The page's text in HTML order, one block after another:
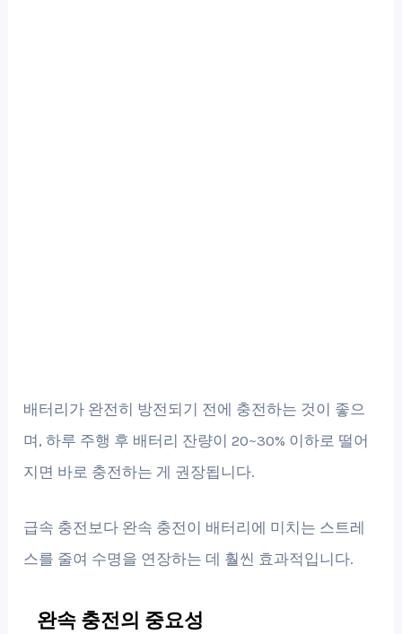
배터리가 완전히 방전되기 전에 충전하는 것이 좋으
며, 하루 주행 후 배터리 잔량이 20~30% 이하로 떨어
지면 바로 충전하는 게 권장됩니다.
급속 충전보다 완속 충전이 배터리에 미치는 스트레
스를 줄여 수명을 연장하는 데 훨씬 효과적입니다.
완속 충전의 중요성